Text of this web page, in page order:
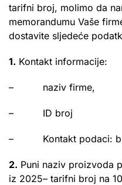
tarifni broj, molimo da
memorandumu Vaše
dostavite sljedeće
1. Kontakt informacije:
– naziv firme,
– ID broj
– Kontakt podaci:
2. Puni naziv proizvoda
iz 2025– tarifni broj na